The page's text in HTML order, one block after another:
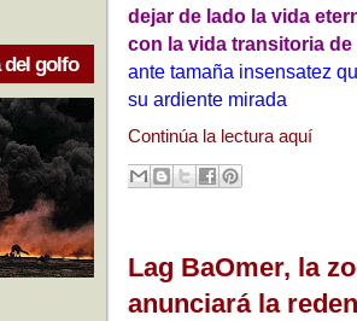
del golfo
dejar de lado la vida
con la vida transitoria de
ante tamaña insensatez
su ardiente mirada
Continúa la lectura aquí
Lag BaOmer, la
anunciará la